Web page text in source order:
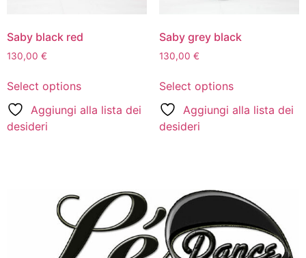
Saby black red
130,00 €
Select options
Aggiungi alla lista dei
desideri
Saby grey black
130,00 €
Select options
Aggiungi alla lista dei
desideri